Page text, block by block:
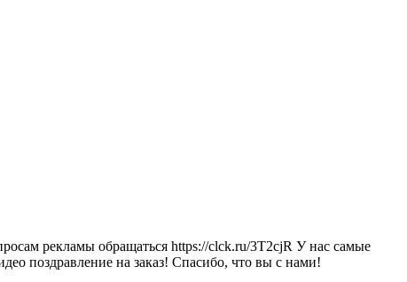
рекламы обращаться https://clck.ru/3T2cjR У нас самые
поздравление на заказ! Спасибо, что вы с нами!